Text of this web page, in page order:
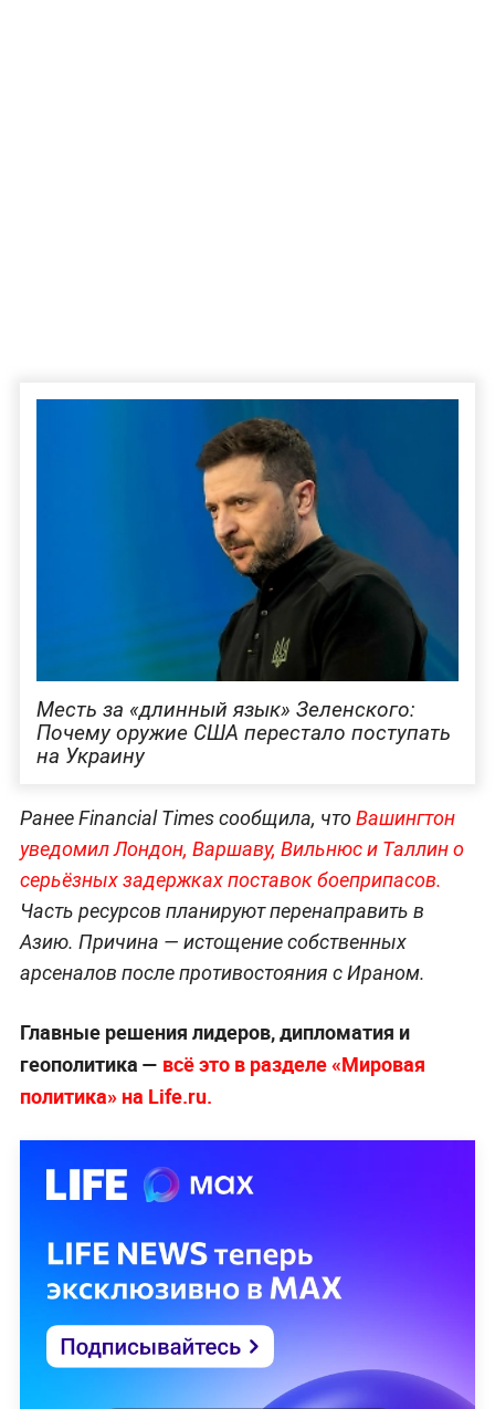
Месть за «длинный язык» Зеленского:
Почему оружие США перестало поступать
на Украину
Ранее Financial Times сообщила, чтоВашингтон
уведомил Лондон, Варшаву, Вильнюс и Таллин о
серьёзных задержках поставок боеприпасов.
Часть ресурсов планируют перенаправить в
Азию. Причина — истощение собственных
арсеналов после противостояния с Ираном.
Главные решения лидеров, дипломатия и
геополитика — всё это в разделе «Мировая
политика» на Life.ru.